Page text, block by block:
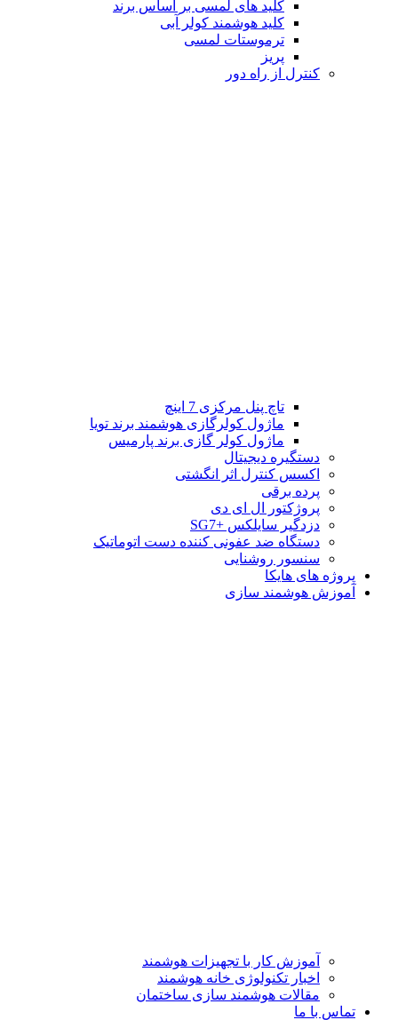
کلید های لمسی بر اساس برند
کلید هوشمند کولر آبی
ترموستات لمسی
پریز
کنترل از راه دور
تاچ پنل مرکزی 7 اینچ
ماژول کولرگازی هوشمند برند تویا
ماژول کولر گازی برند پارمیس
دستگیره دیجیتال
اکسس کنترل اثر انگشتی
پرده برقی
پروژکتور ال ای دی
دزدگیر سایلکس +SG7
دستگاه ضد عفونی کننده دست اتوماتیک
سنسور روشنایی
پروژه های هایکا
آموزش هوشمند سازی
آموزش کار با تجهیزات هوشمند
اخبار تکنولوژی خانه هوشمند
مقالات هوشمند سازی ساختمان
تماس با ما